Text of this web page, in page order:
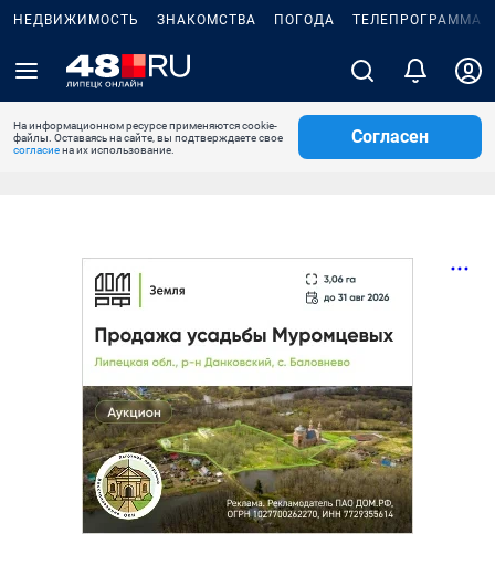
НЕДВИЖИМОСТЬ ЗНАКОМСТВА ПОГОДА ТЕЛЕПРОГРАММА
На информационном ресурсе применяются cookie-
файлы. Оставаясь на сайте, вы подтверждаете свое
согласиена их использование.
Согласен